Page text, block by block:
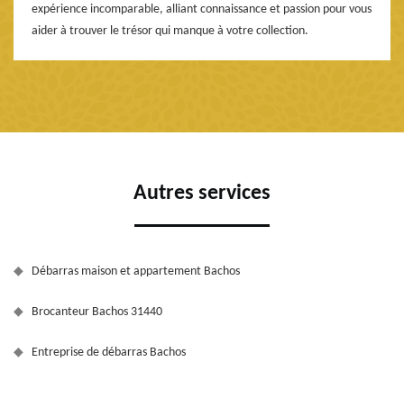
expérience incomparable, alliant connaissance et passion pour vous
aider à trouver le trésor qui manque à votre collection.
Autres services
Débarras maison et appartement Bachos
Brocanteur Bachos 31440
Entreprise de débarras Bachos